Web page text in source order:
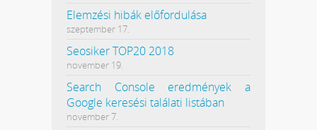
Elemzési hibák előfordulása
szeptember 17.
Seosiker TOP20 2018
november 19.
Search Console eredmények a
Google keresési találati listában
november 7.